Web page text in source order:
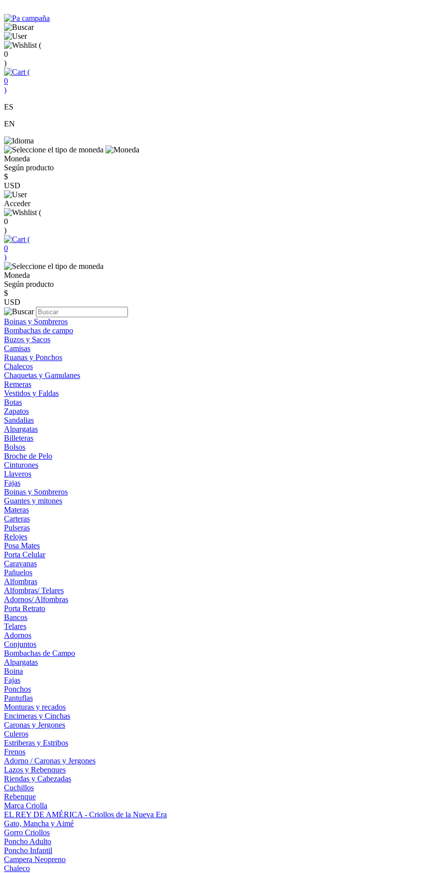
(
0
)
(
0
)
ES
EN
Moneda
Según producto
$
USD
Acceder
(
0
)
(
0
)
Moneda
Según producto
$
USD
Boinas y Sombreros
Bombachas de campo
Buzos y Sacos
Camisas
Ruanas y Ponchos
Chalecos
Chaquetas y Gamulanes
Remeras
Vestidos y Faldas
Botas
Zapatos
Sandalias
Alpargatas
Billeteras
Bolsos
Broche de Pelo
Cinturones
Llaveros
Fajas
Boinas y Sombreros
Guantes y mitones
Materas
Carteras
Pulseras
Relojes
Posa Mates
Porta Celular
Caravanas
Pañuelos
Alfombras
Alfombras/ Telares
Adornos/ Alfombras
Porta Retrato
Bancos
Telares
Adornos
Conjuntos
Bombachas de Campo
Alpargatas
Boina
Fajas
Ponchos
Pantuflas
Monturas y recados
Encimeras y Cinchas
Caronas y Jergones
Culeros
Estriberas y Estribos
Frenos
Adorno / Caronas y Jergones
Lazos y Rebenques
Riendas y Cabezadas
Cuchillos
Rebenque
Marca Criolla
EL REY DE AMÉRICA - Criollos de la Nueva Era
Gato, Mancha y Aimé
Gorro Criollos
Poncho Adulto
Poncho Infantil
Campera Neopreno
Chaleco